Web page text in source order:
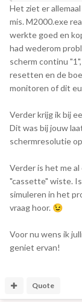
onthoudt nu
Het ziet er
mis. M2000.exe
werkte goed en
had wederom
scherm continu
resetten en de
monitoren of dit
Verder krijg ik bij
Dit was bij jouw
schermresolutie
Verder is het me
"cassette" wiste.
simuleren in het
vraag hoor. 😉
Voor nu wens ik
geniet ervan!
Quote